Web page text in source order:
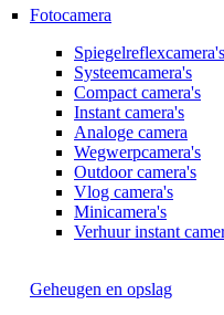
Fotocamera
Spiegelreflexcamera's
Systeemcamera's
Compact camera's
Instant camera's
Analoge camera
Wegwerpcamera's
Outdoor camera's
Vlog camera's
Minicamera's
Verhuur instant
Geheugen en opslag